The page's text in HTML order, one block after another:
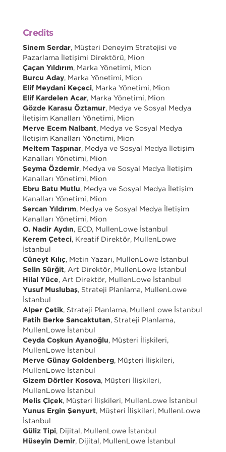
Credits
Sinem Serdar, Müşteri Deneyim Stratejisi ve
Pazarlama İletişimi Direktörü, Mion
Çaçan Yıldırım, Marka Yönetimi, Mion
Burcu Aday, Marka Yönetimi, Mion
Elif Meydani Keçeci, Marka Yönetimi, Mion
Elif Kardelen Acar, Marka Yönetimi, Mion
Gözde Karasu Öztamur, Medya ve Sosyal Medya
İletişim Kanalları Yönetimi, Mion
Merve Ecem Nalbant, Medya ve Sosyal Medya
İletişim Kanalları Yönetimi, Mion
Meltem Taşpınar, Medya ve Sosyal Medya İletişim
Kanalları Yönetimi, Mion
Şeyma Özdemir, Medya ve Sosyal Medya İletişim
Kanalları Yönetimi, Mion
Ebru Batu Mutlu, Medya ve Sosyal Medya İletişim
Kanalları Yönetimi, Mion
Sercan Yıldırım, Medya ve Sosyal Medya İletişim
Kanalları Yönetimi, Mion
O. Nadir Aydın, ECD, MullenLowe İstanbul
Kerem Çeteci, Kreatif Direktör, MullenLowe
İstanbul
Cüneyt Kılıç, Metin Yazarı, MullenLowe İstanbul
Selin Sürğit, Art Direktör, MullenLowe İstanbul
Hilal Yüce, Art Direktör, MullenLowe İstanbul
Yusuf Muslubaş, Strateji Planlama, MullenLowe
İstanbul
Alper Çetik, Strateji Planlama, MullenLowe İstanbul
Fatih Berke Sancaktutan, Strateji Planlama,
MullenLowe İstanbul
Ceyda Coşkun Ayanoğlu, Müşteri İlişkileri,
MullenLowe İstanbul
Merve Günay Goldenberg, Müşteri İlişkileri,
MullenLowe İstanbul
Gizem Dörtler Kosova, Müşteri İlişkileri,
MullenLowe İstanbul
Melis Çiçek, Müşteri İlişkileri, MullenLowe İstanbul
Yunus Ergin Şenyurt, Müşteri İlişkileri, MullenLowe
İstanbul
Güliz Tipi, Dijital, MullenLowe İstanbul
Hüseyin Demir, Dijital, MullenLowe İstanbul